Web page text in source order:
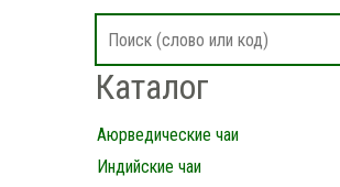
Каталог
Аюрведические чаи
Индийские чаи